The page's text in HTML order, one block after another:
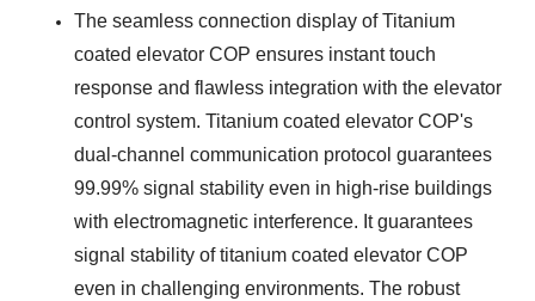
The seamless connection display of Titanium
coated elevator COP ensures instant touch
response and flawless integration with the elevator
control system. Titanium coated elevator COP's
dual-channel communication protocol guarantees
99.99% signal stability even in high-rise buildings
with electromagnetic interference. It guarantees
signal stability of titanium coated elevator COP
even in challenging environments. The robust